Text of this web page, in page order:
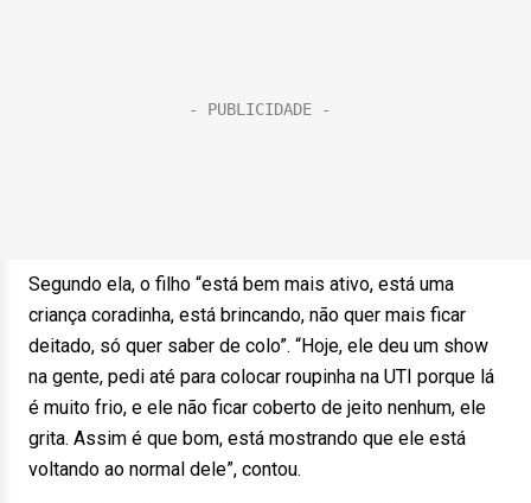
Segundo ela, o filho “está bem mais ativo, está uma
criança coradinha, está brincando, não quer mais ficar
deitado, só quer saber de colo”. “Hoje, ele deu um show
na gente, pedi até para colocar roupinha na UTI porque lá
é muito frio, e ele não ficar coberto de jeito nenhum, ele
grita. Assim é que bom, está mostrando que ele está
voltando ao normal dele”, contou.